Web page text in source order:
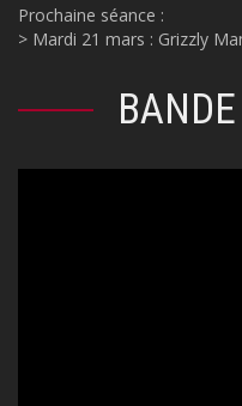
Prochaine séance :
> Mardi 21 mars : Grizzly